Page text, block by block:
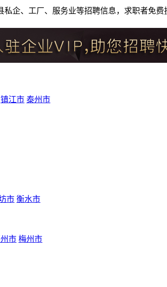
企、工厂、服务业等招聘信息，求职者免
镇江市 泰州市
市 衡水市
市 梅州市